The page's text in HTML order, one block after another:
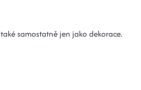
samostatně jen jako dekorace.